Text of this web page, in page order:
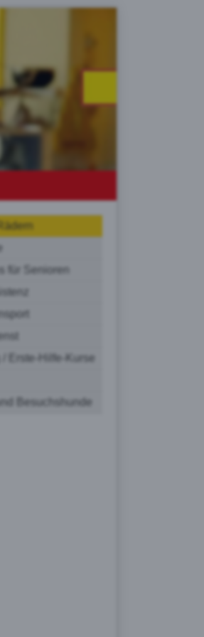
für Senioren
/ Erste-Hilfe-Kurse
Besuchshunde